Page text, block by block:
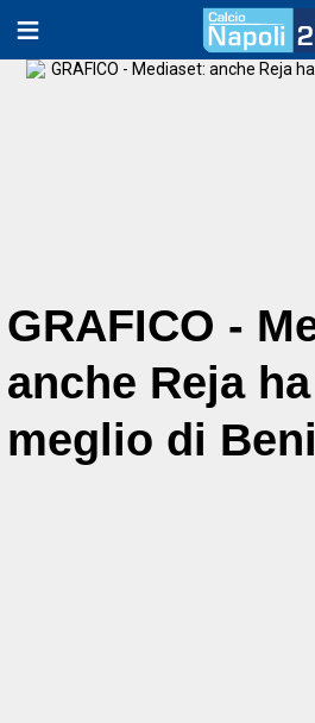
GRAFICO -
anche Reja
meglio di